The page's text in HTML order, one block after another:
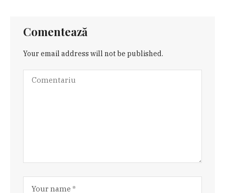
Comentează
Your email address will not be published.